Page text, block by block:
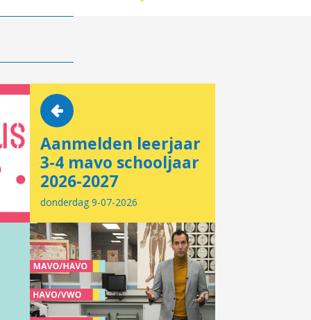
Aanmelden leerjaar
3-4 mavo schooljaar
2026-2027
donderdag 9-07-2026